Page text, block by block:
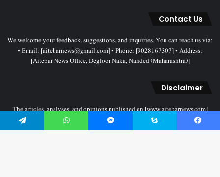
Contact Us
We welcome your feedback, suggestions, and inquiries. You can reach us via:
• Email: [aitebarnews@gmail.com] • Phone: [9028167307] • Address:
[Aitebar News Office, Degloor Naka, Nanded (Maharashtra)]
Disclaimer
The articles, analyses, and opinions published on [www.aitebarnews.com]
solely represent the personal views and opinions of the authors. These views
do not necessarily reflect the stance of the Aitebar News management. Any
Facebook
Skype
Messenger
WhatsApp
Telegram